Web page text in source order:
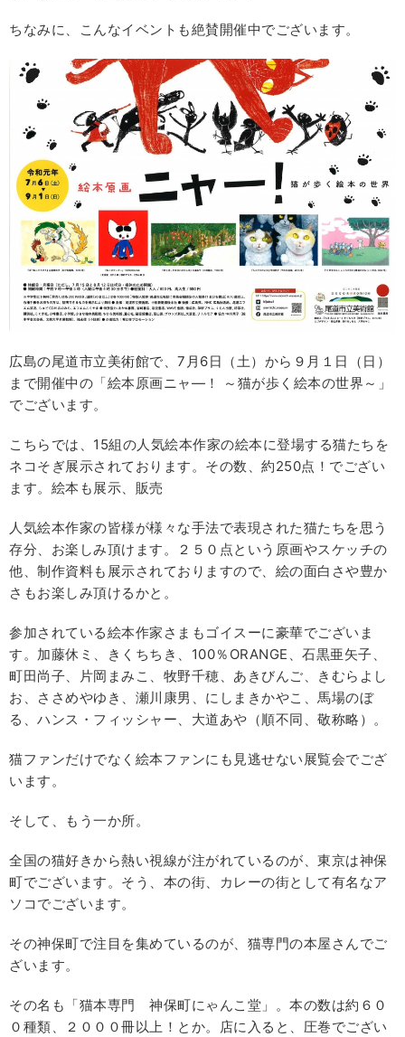
ちなみに、こんなイベントも絶賛開催中でございます。
広島の尾道市立美術館で、7月6日（土）から９月１日（日）
まで開催中の「絵本原画ニャ―！ ～猫が歩く絵本の世界～」
でございます。
こちらでは、15組の人気絵本作家の絵本に登場する猫たちを
ネコそぎ展示されております。その数、約250点！でござい
ます。絵本も展示、販売
人気絵本作家の皆様が様々な手法で表現された猫たちを思う
存分、お楽しみ頂けます。２５０点という原画やスケッチの
他、制作資料も展示されておりますので、絵の面白さや豊か
さもお楽しみ頂けるかと。
参加されている絵本作家さまもゴイスーに豪華でございま
す。加藤休ミ、きくちちき、100％ORANGE、石黒亜矢子、
町田尚子、片岡まみこ、牧野千穂、あきびんご、きむらよし
お、ささめやゆき、瀬川康男、にしまきかやこ、馬場のぼ
る、ハンス・フィッシャー、大道あや（順不同、敬称略）。
猫ファンだけでなく絵本ファンにも見逃せない展覧会でござ
います。
そして、もう一か所。
全国の猫好きから熱い視線が注がれているのが、東京は神保
町でございます。そう、本の街、カレーの街として有名なア
ソコでございます。
その神保町で注目を集めているのが、猫専門の本屋さんでご
ざいます。
その名も「猫本専門 神保町にゃんこ堂」。本の数は約６０
０種類、２０００冊以上！とか。店に入ると、圧巻でござい